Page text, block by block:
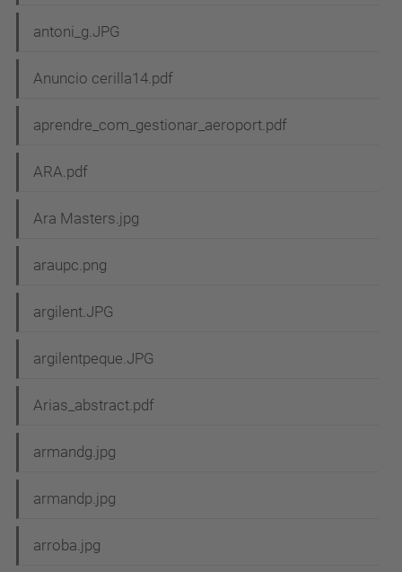
antoni_g.JPG
Anuncio cerilla14.pdf
aprendre_com_gestionar_aeroport.pdf
ARA.pdf
Ara Masters.jpg
araupc.png
argilent.JPG
argilentpeque.JPG
Arias_abstract.pdf
armandg.jpg
armandp.jpg
arroba.jpg